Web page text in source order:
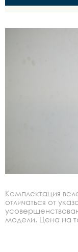
Комплектация
отличаться от
модели. Цена на